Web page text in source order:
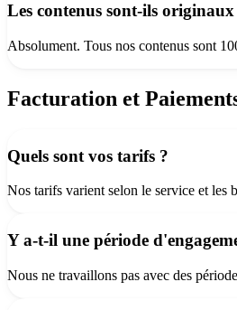
Les contenus sont-ils originaux
Absolument. Tous nos contenus sont
Facturation et
Quels sont vos tarifs ?
Nos tarifs varient selon le service et les
Y a-t-il une période
Nous ne travaillons pas avec des